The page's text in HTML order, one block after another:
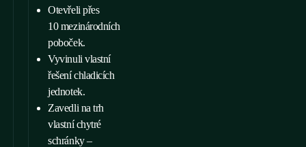
Otevřeli přes
10 mezinárodních
poboček.
Vyvinuli vlastní
řešení chladicích
jednotek.
Zavedli na trh
vlastní chytré
schránky –